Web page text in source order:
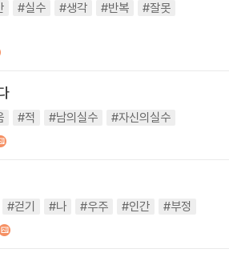
#실수 #생각 #반복
#잘못
#적 #남의실수 #자신의실수
#걷기 #나 #우주 #인간 #부정